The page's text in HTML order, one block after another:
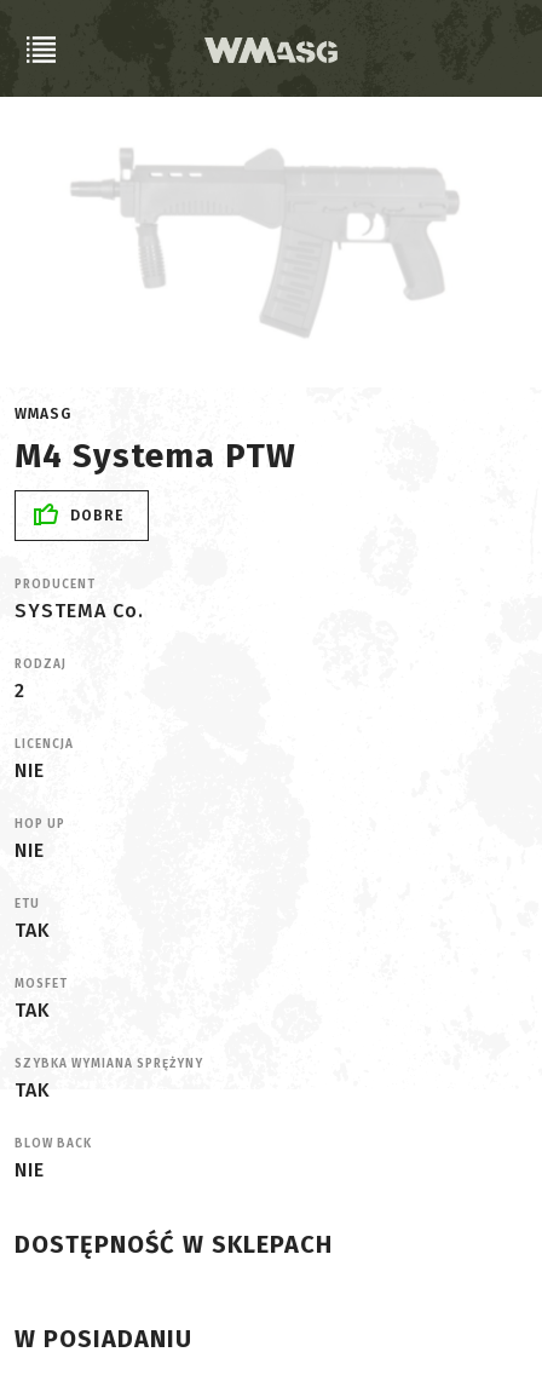
WMASG
M4 Systema PTW
DOBRE
PRODUCENT
SYSTEMA Co.
RODZAJ
2
LICENCJA
NIE
HOP UP
NIE
ETU
TAK
MOSFET
TAK
SZYBKA WYMIANA SPRĘŻYNY
TAK
BLOW BACK
NIE
DOSTĘPNOŚĆ W SKLEPACH
W POSIADANIU